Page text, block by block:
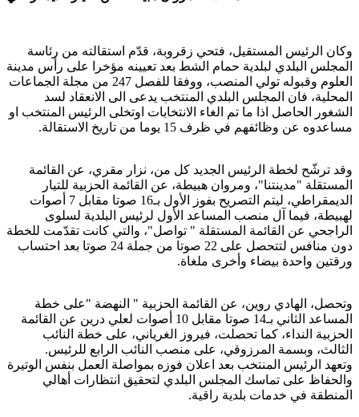
وكان الرئيس المستقيل، فتحي زقروبة، قدّم استقالته من رئاسة
المجلس البلدي لبلدية حمام الشط بعد تعيينه مؤخرا على رأس مدينة
العلوم وقبوله تولي المنصب، ووفقا للفصل 247 من مجلة الجماعات
المحلية، فان المجلس البلدي المنتخب يدعى الى الانعقاد لسد
الشغور الحاصل اذا ما تم الغاء الانتخابات اوتخلى الرئيس المنتخب او
مساعدوه عن وظائفهم في ظرف 15 يوما من تاريخ الاستقالة.
وقد ترشّح لخطة الرئيس الجديد كل من، نزار مقري، عن القائمة
المستقلة "مدينتنا"، ومروان هبيطة، عن القائمة الحزبية للتيار
الديمقراطي، ليتم التصريح بفوز الأول بـ16 صوتا مقابل 7 أصوات
لهبيطة، فيما آل منصب المساعد الأول لرئيس البلدية لسلوى
الراجحي عن القائمة المستقلة " تواصل"، والتي كانت تقدّمت للخطة
دون منافس لتتحصل على 22 صوتا من جملة 24 صوتا بعد احتساب
ورقتين واحدة بيضاء وأخرى ملغاة.
وتحصل، الهادي روين، عن القائمة الحزبية " النهضة "على خطة
المساعد الثاني بـ14 صوتا مقابل 10 أصوات لعلي درين عن القائمة
الحزبية النداء، كما تحصلت، فيروز الغرياني، على خطة النائب
الثالث، وبسمة المرزوقي، على منصب النائب الرابع للرئيس.
وتعهد الرئيس المنتخب بعد اعلان فوزه بمواصلة العمل بنفس الوتيرة
والحفاظ على تماسك المجلس البلدي لتحقيق انتظارات أهالي
المنطقة في خدمات بلدية راقية.